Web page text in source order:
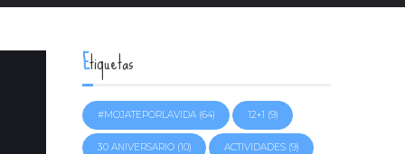
Etiquetas
#MOJATEPORLAVIDA(64) 12+1 (9)
30 ANIVERSARIO(10) ACTIVIDADES(9)